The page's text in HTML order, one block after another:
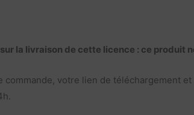
la livraison de cette licence : ce produit
commande, votre lien de téléchargement